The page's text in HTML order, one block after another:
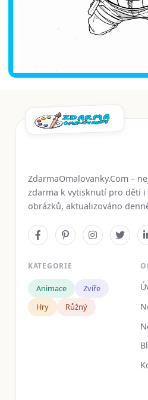
ZdarmaOmalovanky.Com –
zdarma k vytisknutí pro děti i
obrázků, aktualizováno
KATEGORIE
Animace
Zvíře
Hry
Růžný